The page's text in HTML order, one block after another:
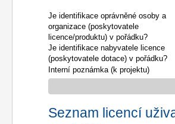
Je identifikace oprávněné osoby a
organizace (poskytovatele
licence/produktu) v pořádku?
Je identifikace nabyvatele licence
(poskytovatele dotace) v pořádku?
Interní poznámka (k projektu)
Seznam licencí